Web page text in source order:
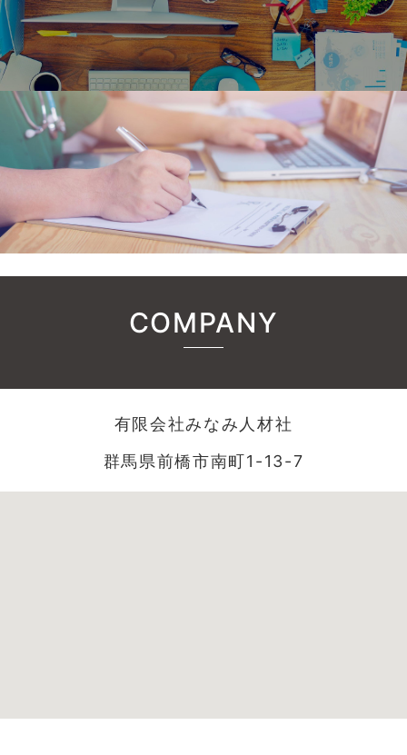
COMPANY
有限会社みなみ人材社
群馬県前橋市南町1-13-7